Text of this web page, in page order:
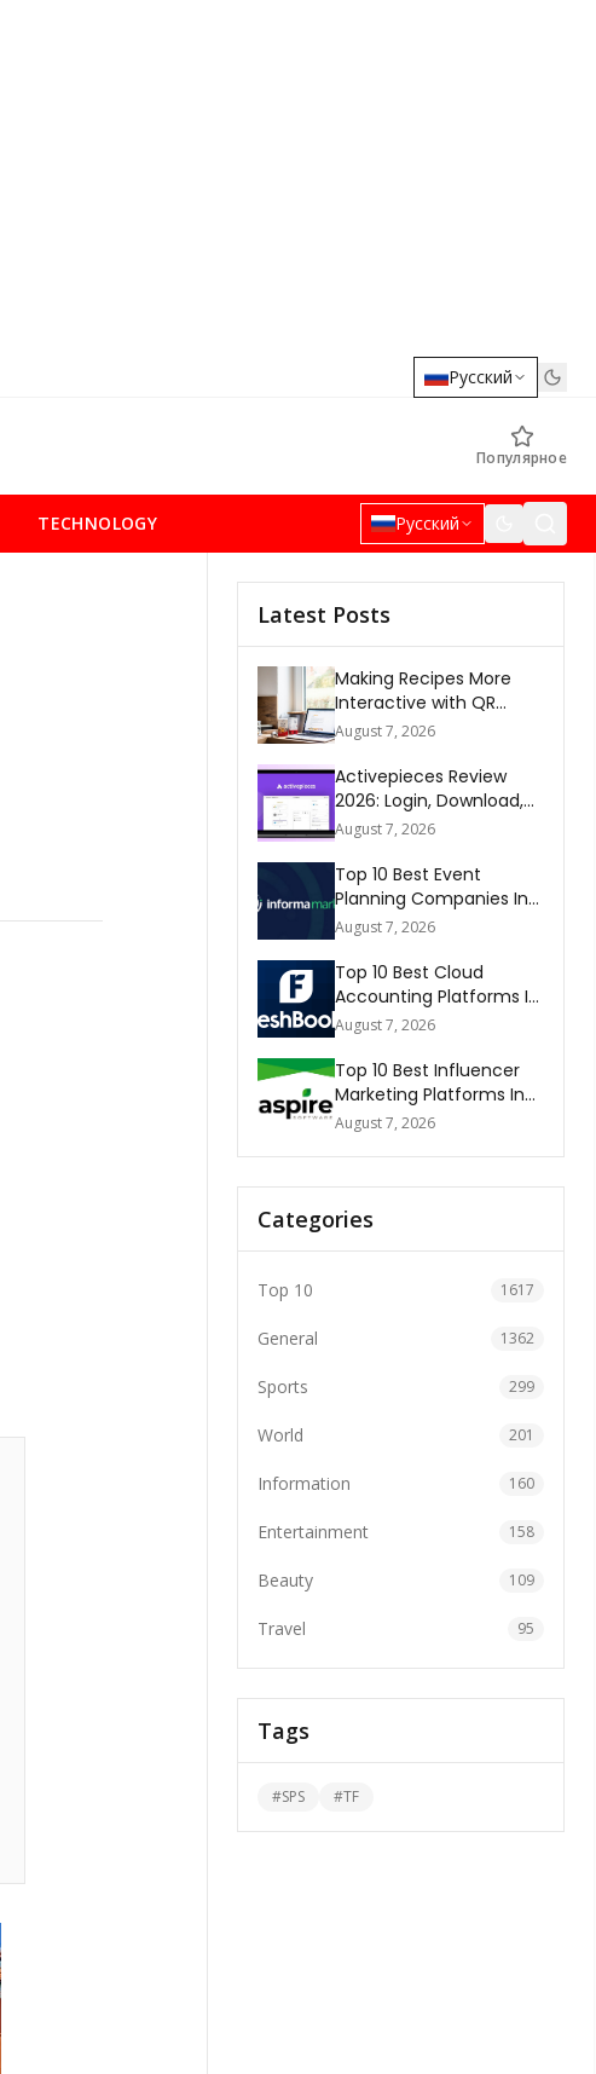
Русский
Популярное
TECHNOLOGY Русский
Latest Posts
Making Recipes More
Interactive with QR
Codes
August 7, 2026
Activepieces Review
2026: Login, Download,
AI, Pricing, Automation &
August 7, 2026
Top 10 Best Event
Planning Companies In
The World 2026
August 7, 2026
Top 10 Best Cloud
Accounting Platforms In
The World 2026
August 7, 2026
Top 10 Best Influencer
Marketing Platforms In
The World 2026
August 7, 2026
Categories
Top 10 1617
General 1362
Sports 299
World 201
Information 160
Entertainment 158
Beauty 109
Travel 95
Tags
#SPS #TF